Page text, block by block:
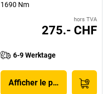
1690 Nm
hors TVA
275.- CHF
6-9 Werktage
Afficher le produit